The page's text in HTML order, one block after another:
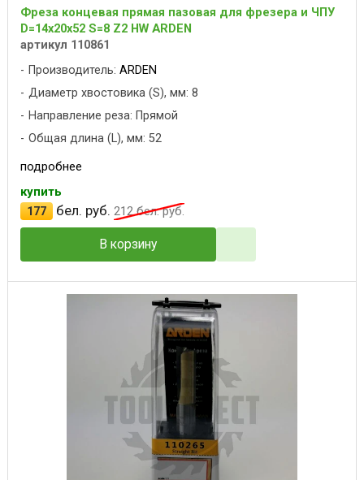
Фреза концевая прямая пазовая для фрезера и ЧПУ
D=14x20x52 S=8 Z2 HW ARDEN
артикул 110861
Производитель: ARDEN
Диаметр хвостовика (S), мм: 8
Направление реза: Прямой
Общая длина (L), мм: 52
подробнее
купить
177
бел. руб. 212бел. руб.
В корзину